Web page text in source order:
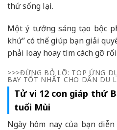
thứ sống lại.
Một ý tưởng sáng tạo bộc
khứ” có thể giúp bạn giải
phải loay hoay tìm cách gỡ
>>>ĐỪNG BỎ LỠ: TOP ỨNG
BAY TỐT NHẤT CHO DÂN DU
Tử vi 12 con giáp thứ
tuổi Mùi
Ngày hôm nay của bạn